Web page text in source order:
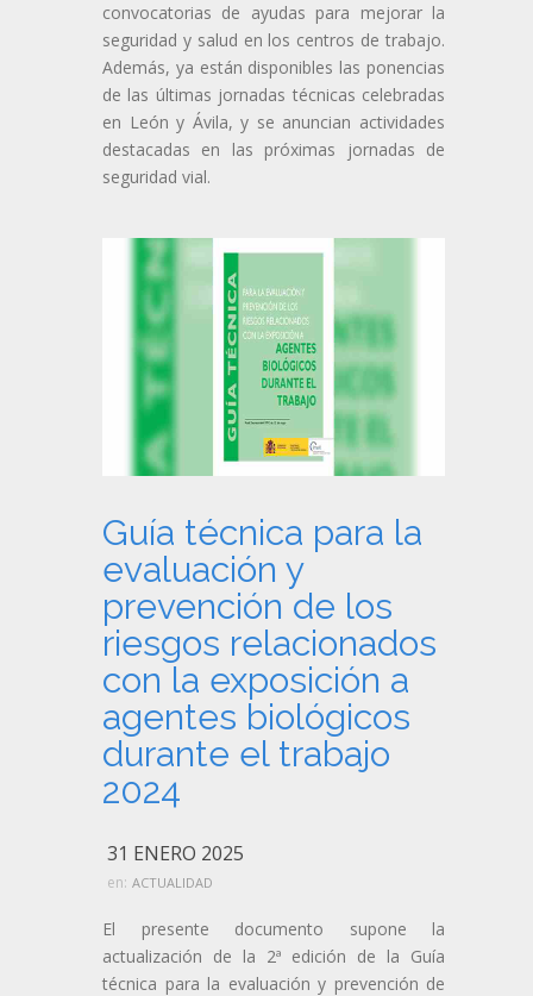
convocatorias de ayudas para mejorar la
seguridad y salud en los centros de trabajo.
Además, ya están disponibles las ponencias
de las últimas jornadas técnicas celebradas
en León y Ávila, y se anuncian actividades
destacadas en las próximas jornadas de
seguridad vial.
Guía técnica para la
evaluación y
prevención de los
riesgos relacionados
con la exposición a
agentes biológicos
durante el trabajo
2024
31 ENERO 2025
en: ACTUALIDAD
El presente documento supone la
actualización de la 2ª edición de la Guía
técnica para la evaluación y prevención de